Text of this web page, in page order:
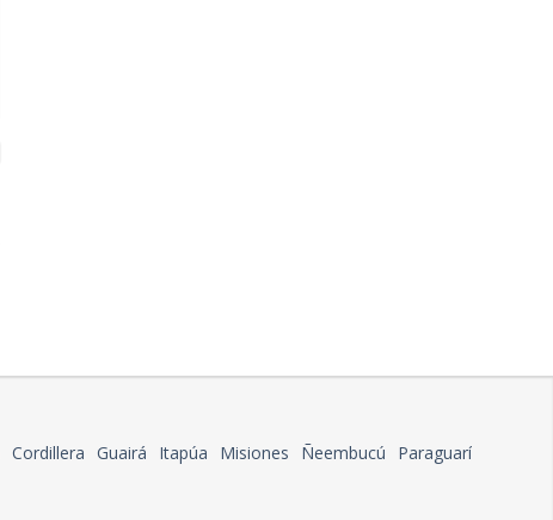
Cordillera Guairá Itapúa Misiones Ñeembucú
Paraguarí